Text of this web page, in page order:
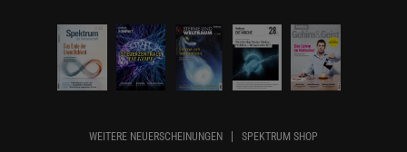
WEITERE NEUERSCHEINUNGEN SPEKTRUM SHOP